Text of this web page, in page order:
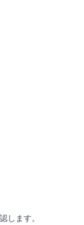
します。